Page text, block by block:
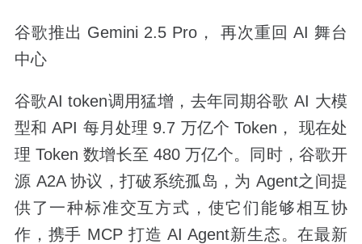
谷歌推出 Gemini 2.5 Pro， 再次重回 AI 舞台
中心
谷歌AI token调用猛增，去年同期谷歌 AI 大模
型和 API 每月处理 9.7 万亿个 Token， 现在处
理 Token 数增长至 480 万亿个。同时，谷歌开
源 A2A 协议，打破系统孤岛，为 Agent之间提
供了一种标准交互方式，使它们能够相互协
作，携手 MCP 打造 AI Agent新生态。在最新